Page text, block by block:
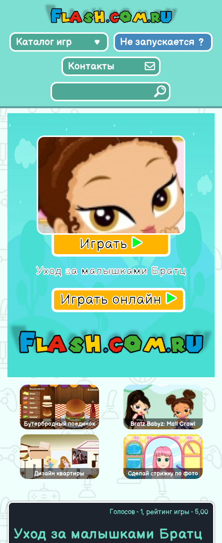
Каталог игр Не запускается
Контакты
Играть
Уход за малышками Братц
Играть онлайн
Бутербродный поединок Bratz Babyz: Mall Crawl
Дизайн квартиры Сделай стрижку по фото
предмет
Голосов - 1, рейтинг игры - 5,00
Уход за малышками Братц